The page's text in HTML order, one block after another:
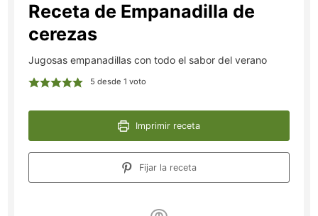
Receta de Empanadilla de
cerezas
Jugosas empanadillas con todo el sabor del verano
5 desde 1 voto
Imprimir receta
Fijar la receta